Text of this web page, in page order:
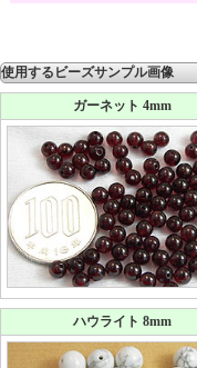
使用するビーズサンプル画像
ガーネット 4mm
ハウライト 8mm